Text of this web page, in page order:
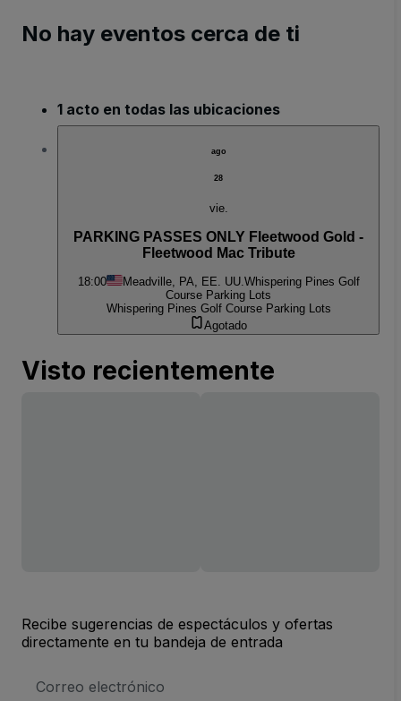
No hay eventos cerca de ti
1 acto en todas las ubicaciones
ago
28
vie.
PARKING PASSES ONLY Fleetwood Gold -
Fleetwood Mac Tribute
18:00 Meadville, PA, EE. UU.Whispering Pines Golf
Course Parking Lots
Whispering Pines Golf Course Parking Lots
Agotado
Visto recientemente
Recibe sugerencias de espectáculos y ofertas
directamente en tu bandeja de entrada
de